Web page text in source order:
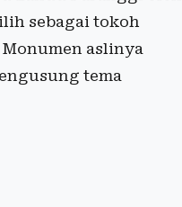
sebagai tokoh
aslinya
tema